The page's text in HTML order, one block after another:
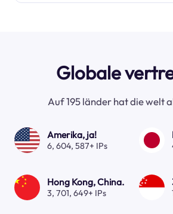
Globale
Auf 195 länder hat die welt
Amerika, ja!
6, 604, 587+ IPs
Hong Kong, China.
3, 701, 649+ IPs